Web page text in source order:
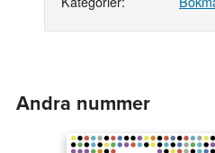
Andra nummer